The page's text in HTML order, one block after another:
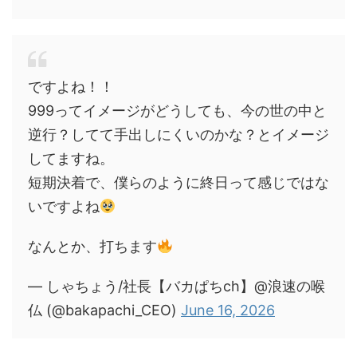
ですよね！！
999ってイメージがどうしても、今の世の中と
逆行？してて手出しにくいのかな？とイメージ
してますね。
短期決着で、僕らのように終日って感じではな
いですよね
なんとか、打ちます
— しゃちょう/社長【バカぱちch】@浪速の喉
仏 (@bakapachi_CEO) June 16, 2026